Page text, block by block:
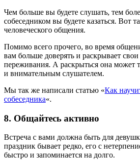
Чем больше вы будете слушать, тем
собеседником вы будете казаться. Вот
человеческого общения.
Помимо всего прочего, во время
вам больше доверять и раскрывает
переживания. А раскрыться она может
и внимательным слушателем.
Мы так же написали статью «Как
собеседника«.
8. Общайтесь активно
Встреча с вами должна быть для
праздник бывает редко, его с
быстро и запоминается на долго.